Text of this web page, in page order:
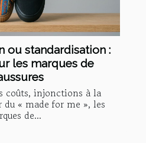
ou standardisation :
les marques de
coûts, injonctions à la
« made for me », les
de...